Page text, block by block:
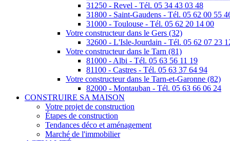
31250 - Revel - Tél. 05 34 43 03 48
31800 - Saint-Gaudens - Tél. 05 62 00 55
31000 - Toulouse - Tél. 05 62 20 14 00
Votre constructeur dans le Gers (32)
32600 - L'Isle-Jourdain - Tél. 05 62 07 23
Votre constructeur dans le Tarn (81)
81000 - Albi - Tél. 05 63 56 11 19
81100 - Castres - Tél. 05 63 37 64 94
Votre constructeur dans le Tarn-et-Garonne (82)
82000 - Montauban - Tél. 05 63 66 06 24
CONSTRUIRE SA MAISON
Votre projet de construction
Étapes de construction
Tendances déco et aménagement
Marché de l'immobilier